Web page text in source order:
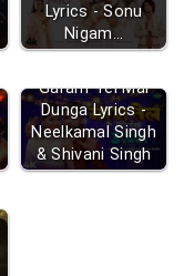
Lyrics - Sonu
Nigam…
Garam Tel Mal
Dunga Lyrics -
Neelkamal Singh
& Shivani Singh